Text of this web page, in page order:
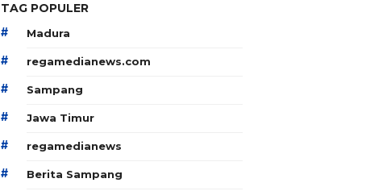
TAG POPULER
# Madura
# regamedianews.com
# Sampang
# Jawa Timur
# regamedianews
# Berita Sampang